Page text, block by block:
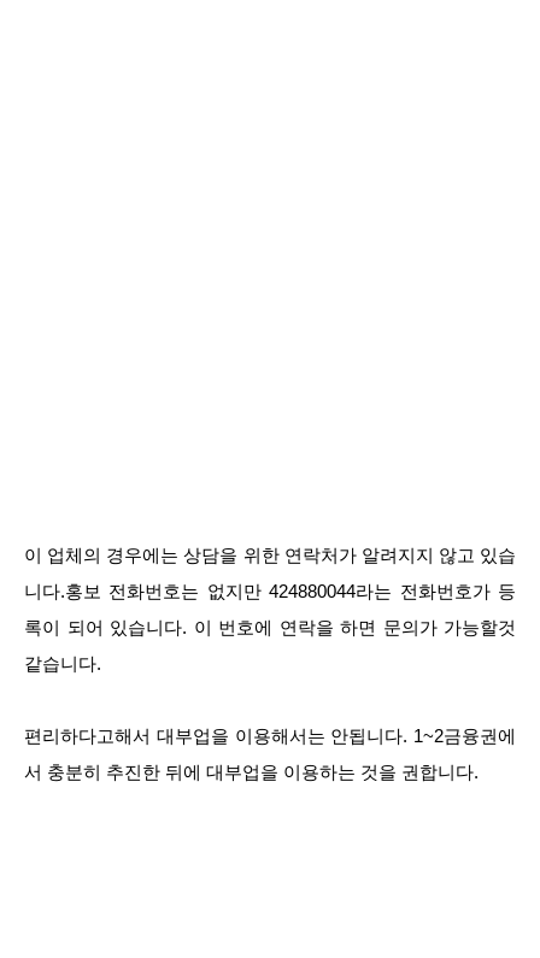
이 업체의 경우에는 상담을 위한 연락처가 알려지지 않고 있습
니다.홍보 전화번호는 없지만 424880044라는 전화번호가 등
록이 되어 있습니다. 이 번호에 연락을 하면 문의가 가능할것
같습니다.
편리하다고해서 대부업을 이용해서는 안됩니다. 1~2금융권에
서 충분히 추진한 뒤에 대부업을 이용하는 것을 권합니다.